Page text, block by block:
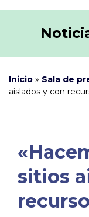
Inicio » Sala de
aislados y con
sitios